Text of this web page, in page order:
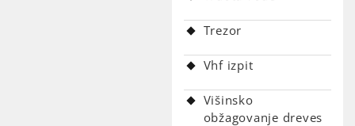
Trezor
Vhf izpit
Višinsko
obžagovanje dreves